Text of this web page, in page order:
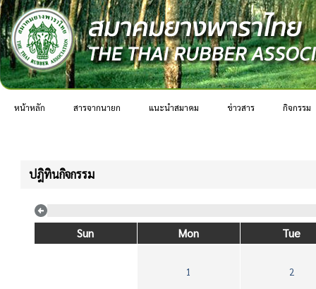
หน้าหลัก สารจากนายก แนะนำสมาคม ข่าวสาร กิจกรรม
ปฎิทินกิจกรรม
Sun Mon Tue
1 2